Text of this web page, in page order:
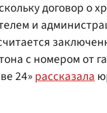
договор о
и
с номером от
24»рассказала